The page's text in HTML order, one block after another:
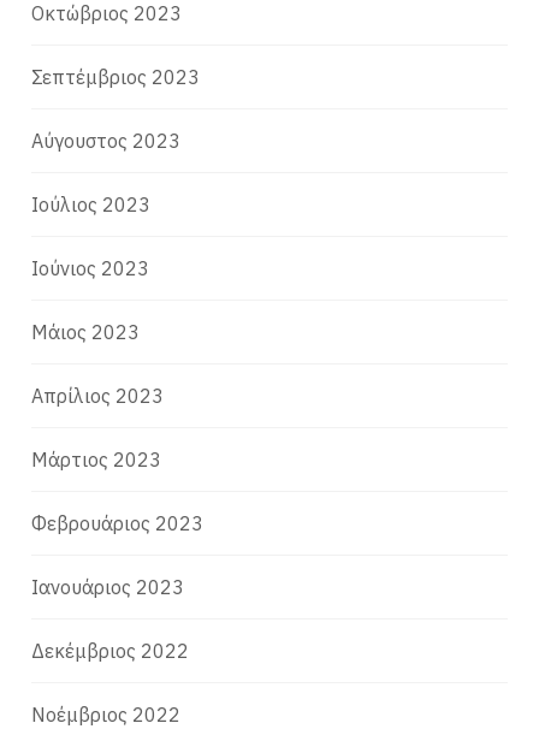
Οκτώβριος 2023
Σεπτέμβριος 2023
Αύγουστος 2023
Ιούλιος 2023
Ιούνιος 2023
Μάιος 2023
Απρίλιος 2023
Μάρτιος 2023
Φεβρουάριος 2023
Ιανουάριος 2023
Δεκέμβριος 2022
Νοέμβριος 2022